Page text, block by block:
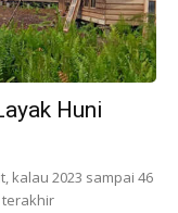
Huni
kalau 2023 sampai 46
terakhir